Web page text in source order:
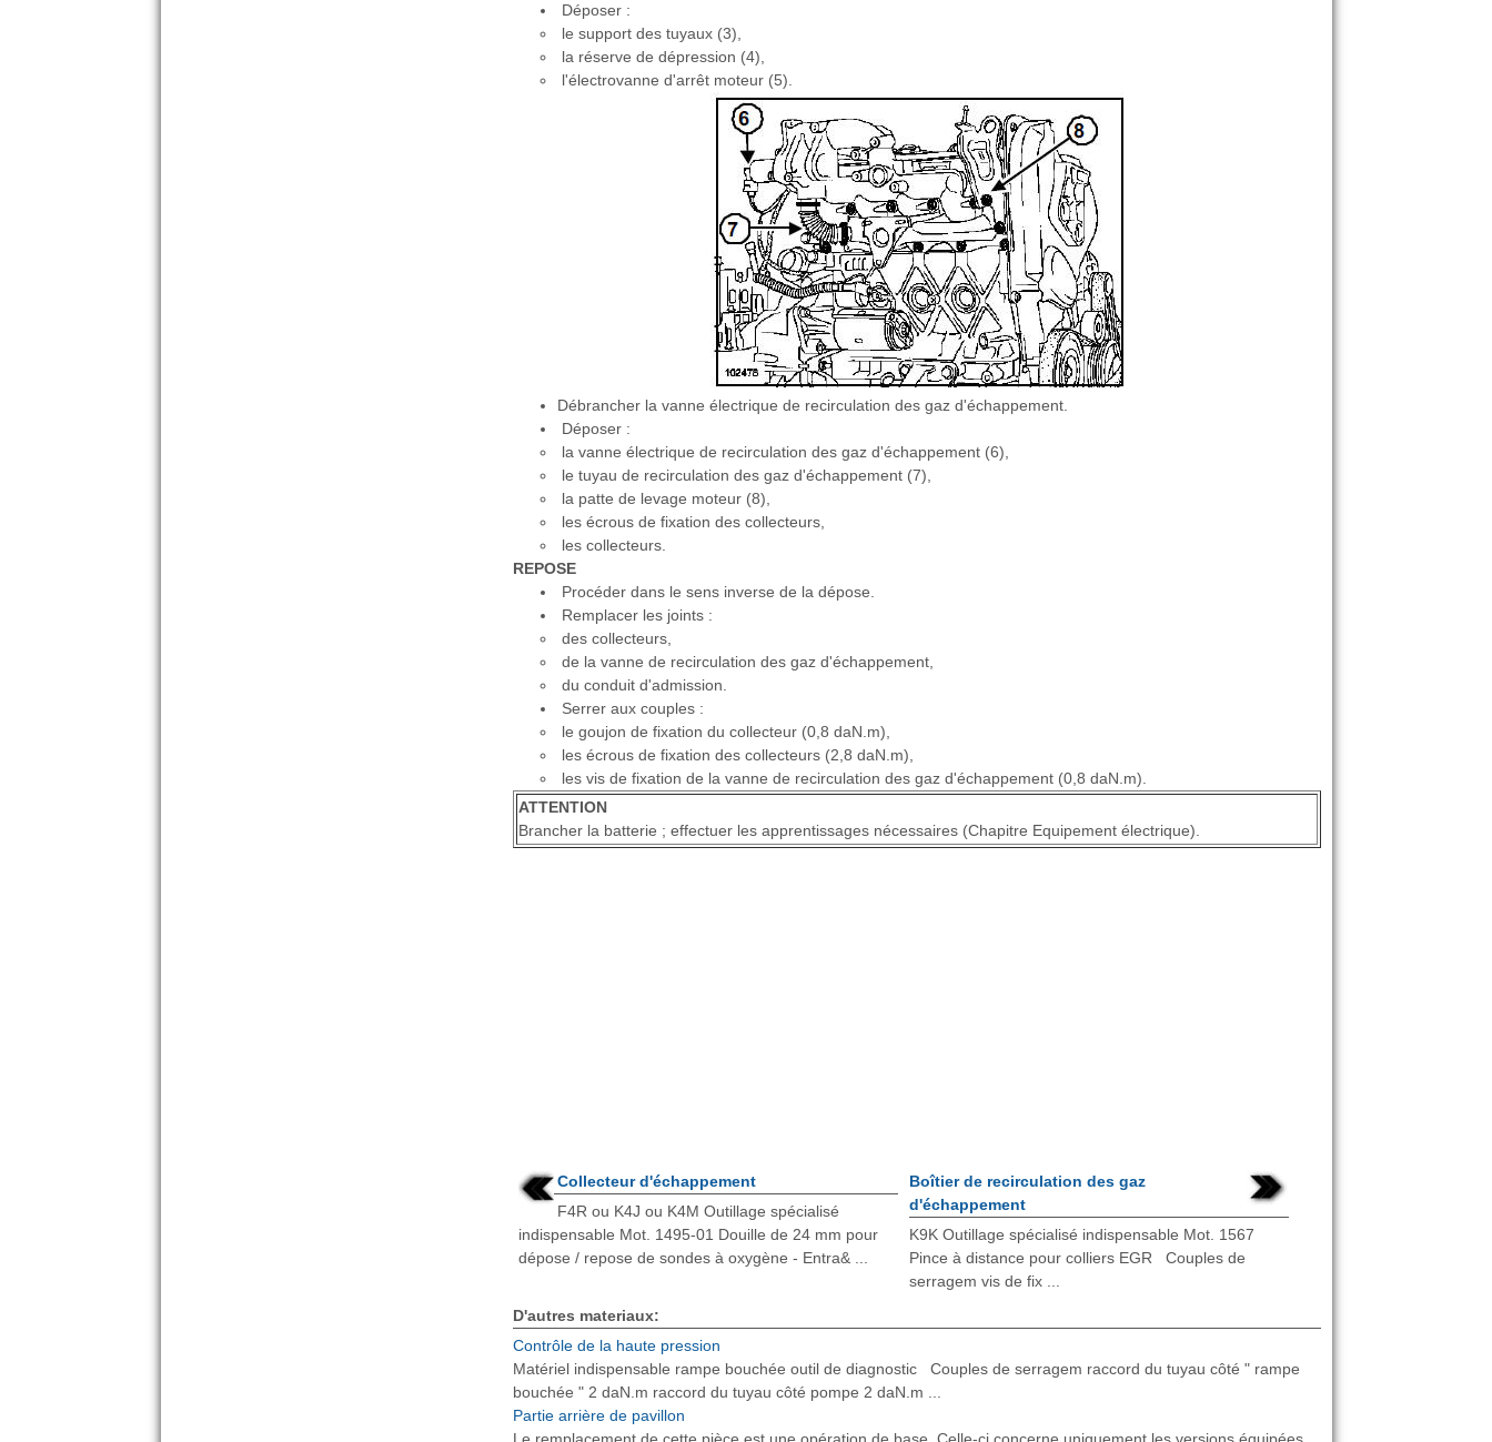
Déposer :
le support des tuyaux (3),
la réserve de dépression (4),
l'électrovanne d'arrêt moteur (5).
Débrancher la vanne électrique de recirculation des gaz d'échappement.
Déposer :
la vanne électrique de recirculation des gaz d'échappement (6),
le tuyau de recirculation des gaz d'échappement (7),
la patte de levage moteur (8),
les écrous de fixation des collecteurs,
les collecteurs.
REPOSE
Procéder dans le sens inverse de la dépose.
Remplacer les joints :
des collecteurs,
de la vanne de recirculation des gaz d'échappement,
du conduit d'admission.
Serrer aux couples :
le goujon de fixation du collecteur (0,8 daN.m),
les écrous de fixation des collecteurs (2,8 daN.m),
les vis de fixation de la vanne de recirculation des gaz d'échappement (0,8 daN.m).
ATTENTION
Brancher la batterie ; effectuer les apprentissages nécessaires (Chapitre Equipement électrique).
Collecteur d'échappement
F4R ou K4J ou K4M Outillage spécialisé
indispensable Mot. 1495-01 Douille de 24 mm pour
dépose / repose de sondes à oxygène - Entra& ...
Boîtier de recirculation des gaz
d'échappement
K9K Outillage spécialisé indispensable Mot. 1567
Pince à distance pour colliers EGR Couples de
serragem vis de fix ...
D'autres materiaux:
Contrôle de la haute pression
Matériel indispensable rampe bouchée outil de diagnostic Couples de serragem raccord du tuyau côté " rampe
bouchée " 2 daN.m raccord du tuyau côté pompe 2 daN.m ...
Partie arrière de pavillon